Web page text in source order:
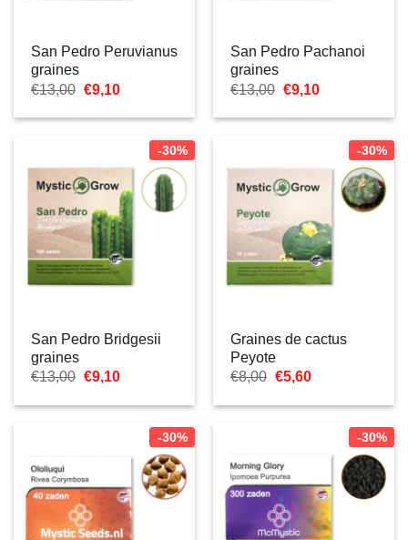
San Pedro Peruvianus
graines
€13,00 Le
initial
€9,10Le
actuel
€9,10.
San Pedro Pachanoi
graines
€13,00 Le
initial
€9,10Le
actuel
€9,10.
-30%
San Pedro Bridgesii
graines
€13,00 Le
initial
€9,10Le
actuel
€9,10.
-30%
Graines de cactus
Peyote
€8,00 Le
initial
€5,60Le
actuel
€5,60.
-30% -30%